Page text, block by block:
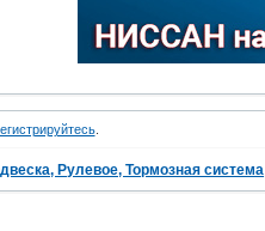
.
Рулевое, Тормозная система